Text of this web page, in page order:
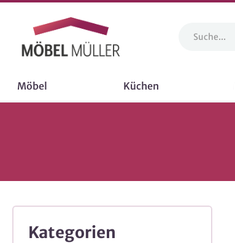
Möbel Küchen
Kategorien